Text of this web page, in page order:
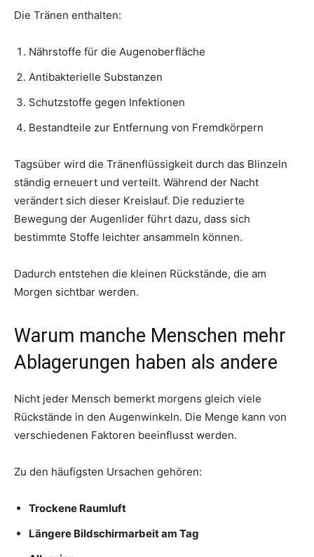
Die Tränen enthalten:
Nährstoffe für die Augenoberfläche
Antibakterielle Substanzen
Schutzstoffe gegen Infektionen
Bestandteile zur Entfernung von Fremdkörpern
Tagsüber wird die Tränenflüssigkeit durch das Blinzeln
ständig erneuert und verteilt. Während der Nacht
verändert sich dieser Kreislauf. Die reduzierte
Bewegung der Augenlider führt dazu, dass sich
bestimmte Stoffe leichter ansammeln können.
Dadurch entstehen die kleinen Rückstände, die am
Morgen sichtbar werden.
Warum manche Menschen mehr
Ablagerungen haben als andere
Nicht jeder Mensch bemerkt morgens gleich viele
Rückstände in den Augenwinkeln. Die Menge kann von
verschiedenen Faktoren beeinflusst werden.
Zu den häufigsten Ursachen gehören:
Trockene Raumluft
Längere Bildschirmarbeit am Tag